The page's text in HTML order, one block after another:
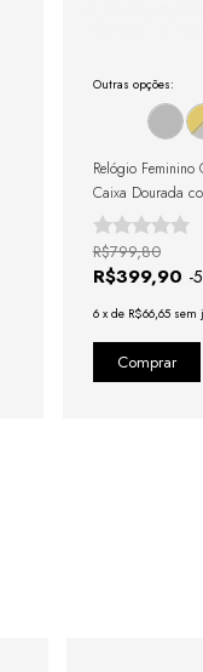
Outras opções:
Relógio
Caixa Dourada
com Fundo
Marrom
R$399,90 -
R$799,80
6 x de R$66,65 sem